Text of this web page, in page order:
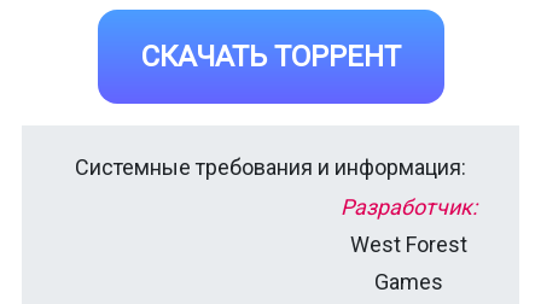
СКАЧАТЬ ТОРРЕНТ
Системные требования и информация:
Разработчик:
West Forest
Games